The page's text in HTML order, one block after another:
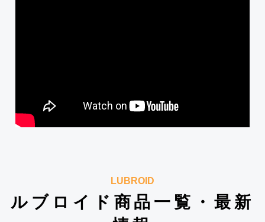
LUBROID
ルブロイド商品一覧・最新